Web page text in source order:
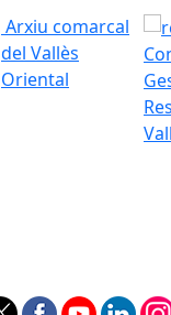
Arxiu comarcal
del Vallès
Oriental